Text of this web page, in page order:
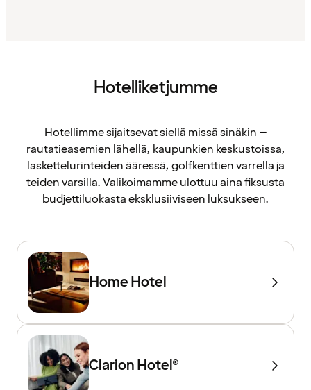
Hotelliketjumme
Hotellimme sijaitsevat siellä missä sinäkin –
rautatieasemien lähellä, kaupunkien keskustoissa,
laskettelurinteiden ääressä, golfkenttien varrella ja
teiden varsilla. Valikoimamme ulottuu aina fiksusta
budjettiluokasta eksklusiiviseen luksukseen.
Home Hotel
Clarion Hotel®